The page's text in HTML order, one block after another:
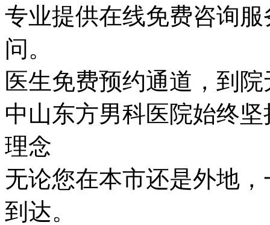
专业提供在线免费咨询
问。
医生免费预约通道，到
中山东方男科医院始终
理念
无论您在本市还是外地
到达。